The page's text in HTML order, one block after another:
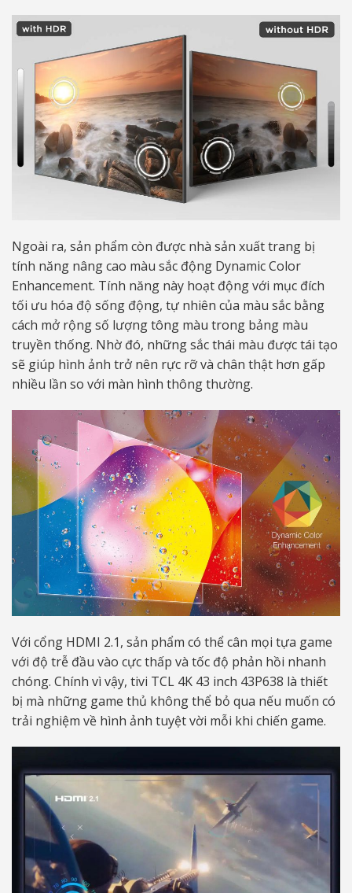
Ngoài ra, sản phẩm còn được nhà sản xuất trang bị
tính năng nâng cao màu sắc động Dynamic Color
Enhancement. Tính năng này hoạt động với mục đích
tối ưu hóa độ sống động, tự nhiên của màu sắc bằng
cách mở rộng số lượng tông màu trong bảng màu
truyền thống. Nhờ đó, những sắc thái màu được tái tạo
sẽ giúp hình ảnh trở nên rực rỡ và chân thật hơn gấp
nhiều lần so với màn hình thông thường.
Với cổng HDMI 2.1, sản phẩm có thể cân mọi tựa game
với độ trễ đầu vào cực thấp và tốc độ phản hồi nhanh
chóng. Chính vì vậy, tivi TCL 4K 43 inch 43P638 là thiết
bị mà những game thủ không thể bỏ qua nếu muốn có
trải nghiệm về hình ảnh tuyệt vời mỗi khi chiến game.